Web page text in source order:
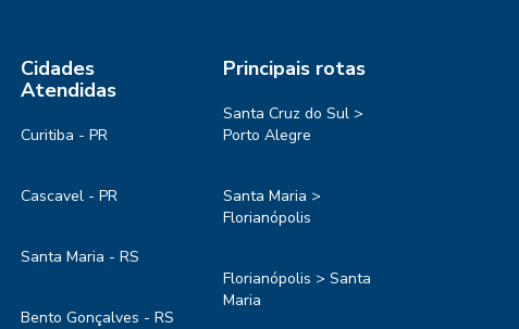
Cidades
Atendidas
Curitiba - PR
Cascavel - PR
Santa Maria - RS
Bento Gonçalves - RS
Principais rotas
Santa Cruz do Sul >
Porto Alegre
Santa Maria >
Florianópolis
Florianópolis > Santa
Maria